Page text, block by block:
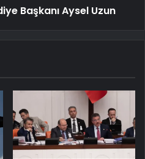
Başkanı Aysel Uzun